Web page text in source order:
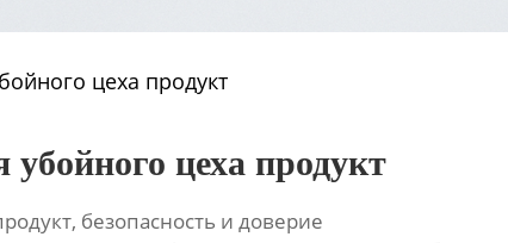
цеха продукт
убойного цеха продукт
безопасность и доверие